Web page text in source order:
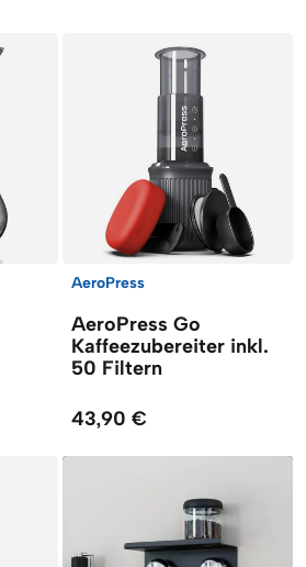
AeroPress
AeroPress Go
Kaffeezubereiter inkl.
50 Filtern
43,90 €